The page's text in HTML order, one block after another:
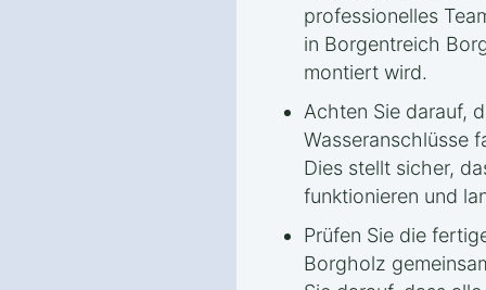
professionelles
in Borgentreich
montiert wird.
Achten Sie darauf,
Wasseranschlüsse
Dies stellt sicher,
funktionieren und
Prüfen Sie die
Borgholz